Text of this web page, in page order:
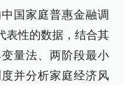
国家庭普惠金融调
表性的数据，结合其
量法、两阶段最小
并分析家庭经济风